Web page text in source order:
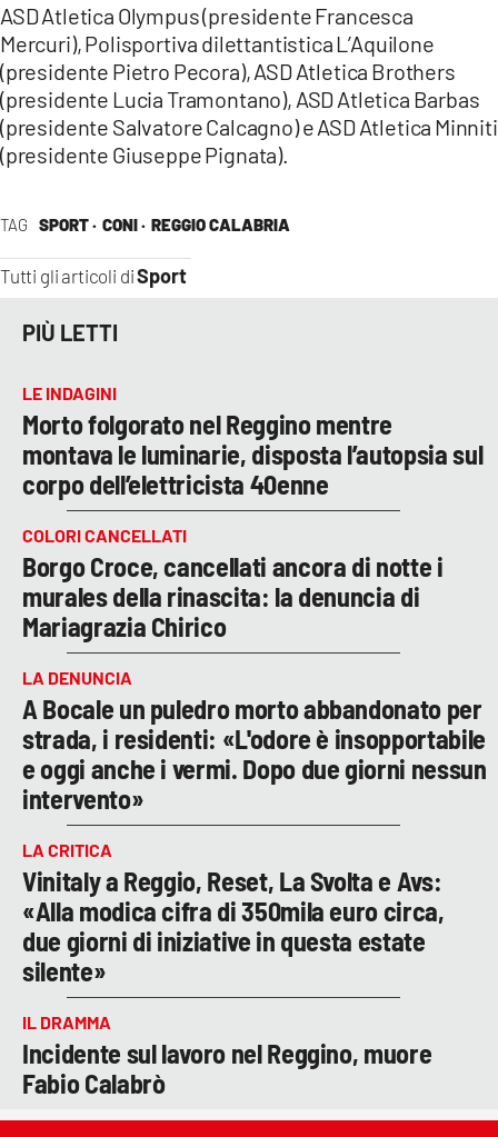
TAG SPORT · CONI · REGGIO CALABRIA
Tutti gli articoli diSport
ASD Atletica Olympus (presidente Francesca
Mercuri), Polisportiva dilettantistica L’Aquilone
(presidente Pietro Pecora), ASD Atletica Brothers
(presidente Lucia Tramontano), ASD Atletica Barbas
(presidente Salvatore Calcagno) e ASD Atletica Minniti
(presidente Giuseppe Pignata).
PIÙ LETTI
LE INDAGINI
Morto folgorato nel Reggino mentre
montava le luminarie, disposta l’autopsia sul
corpo dell’elettricista 40enne
COLORI CANCELLATI
Borgo Croce, cancellati ancora di notte i
murales della rinascita: la denuncia di
Mariagrazia Chirico
LA DENUNCIA
A Bocale un puledro morto abbandonato per
strada, i residenti: «L'odore è insopportabile
e oggi anche i vermi. Dopo due giorni nessun
intervento»
LA CRITICA
Vinitaly a Reggio, Reset, La Svolta e Avs:
«Alla modica cifra di 350mila euro circa,
due giorni di iniziative in questa estate
silente»
IL DRAMMA
Incidente sul lavoro nel Reggino, muore
Fabio Calabrò